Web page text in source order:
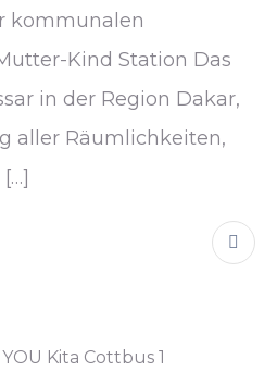
kommunalen
Kind Station Das
in der Region Dakar,
aller Räumlichkeiten,